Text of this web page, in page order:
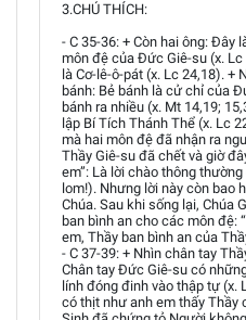
3.CHÚ THÍCH:
- C 35-36: + Còn hai ông: Đây
môn đệ của Đức Giê-su (x.
là Cơ-lê-ô-pát (x. Lc 24,18). +
bánh: Bẻ bánh là cử chỉ của
bánh ra nhiều (x. Mt 14,19;
lập Bí Tích Thánh Thể (x. Lc
mà hai môn đệ đã nhận ra
Thầy Giê-su đã chết và giờ
em”: Là lời chào thông
lom!). Nhưng lời này còn bao
Chúa. Sau khi sống lại, Chúa
ban bình an cho các môn đệ:
em, Thầy ban bình an của
- C 37-39: + Nhìn chân tay
Chân tay Đức Giê-su có
lính đóng đinh vào thập tự (x.
có thịt như anh em thấy Thầy